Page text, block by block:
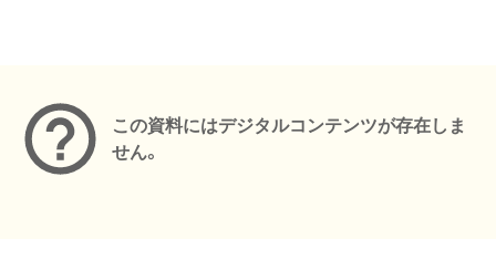
この資料にはデジタルコンテンツが存在しま
せん。